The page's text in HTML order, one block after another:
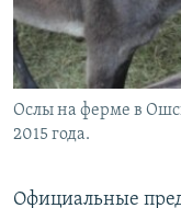
Ослы на ферме в
2015 года.
Официальные